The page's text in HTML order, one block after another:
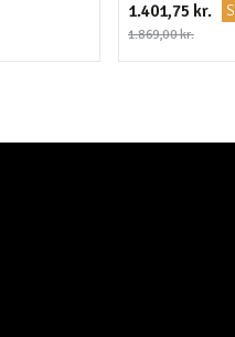
1.401,75 kr.
1.869,00 kr.